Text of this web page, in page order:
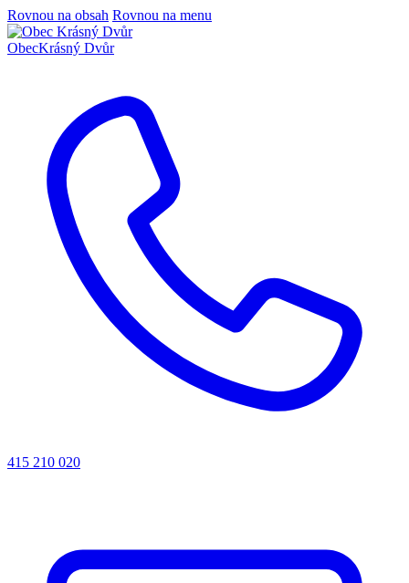
Rovnou na obsah Rovnou na menu
ObecKrásný Dvůr
415 210 020